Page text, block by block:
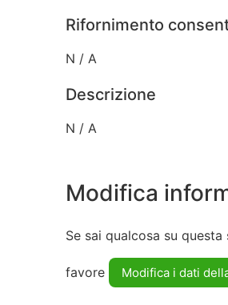
Rifornimento
N / A
Descrizione
N / A
Modifica
Se sai qualcosa su
favore Modifica i dati